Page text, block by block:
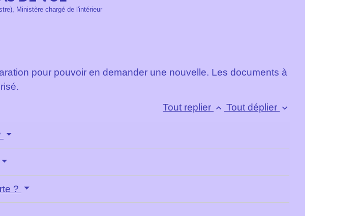
Ministère chargé de l'intérieur
pour pouvoir en demander une nouvelle. Les documents à
Tout replier keyboard_arrow_up Tout déplier keyboard_arrow_down
?